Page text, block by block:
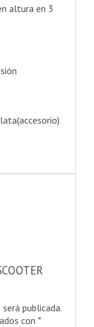
altura en 3
publicada.
con *